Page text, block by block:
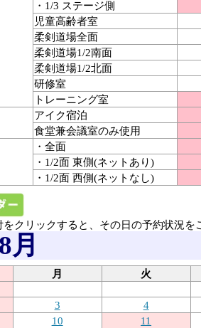
・1/3 ステージ側
児童高齢者室
柔剣道場全面
柔剣道場1/2南面
柔剣道場1/2北面
研修室
トレーニング室
アイク宿泊
食堂兼会議室のみ使用
・全面
・1/2面 東側(ネットあり)
・1/2面 西側(ネットなし)
をクリックすると、その日の予約状況を
月
月 火
3
4
10
11